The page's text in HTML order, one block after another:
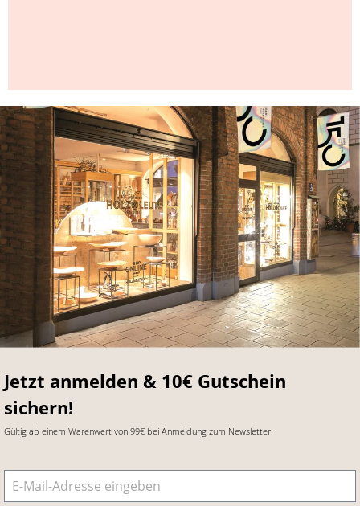
Jetzt anmelden & 10€ Gutschein
sichern!
Gültig ab einem Warenwert von 99€ bei Anmeldung zum Newsletter.
E-Mail-Adresse